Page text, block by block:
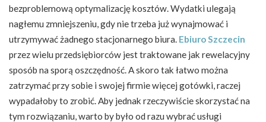
bezproblemową optymalizację kosztów. Wydatki ulegają
nagłemu zmniejszeniu, gdy nie trzeba już wynajmować i
utrzymywać żadnego stacjonarnego biura. Ebiuro Szczecin
przez wielu przedsiębiorców jest traktowane jak rewelacyjny
sposób na sporą oszczędność. A skoro tak łatwo można
zatrzymać przy sobie i swojej firmie więcej gotówki, raczej
wypadałoby to zrobić. Aby jednak rzeczywiście skorzystać na
tym rozwiązaniu, warto by było od razu wybrać usługi